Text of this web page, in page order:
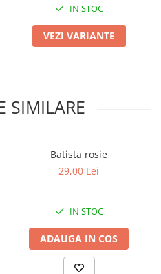
IN STOC
VEZI VARIANTE
SIMILARE
Batista rosie
29,00 Lei
IN STOC
ADAUGA IN COS